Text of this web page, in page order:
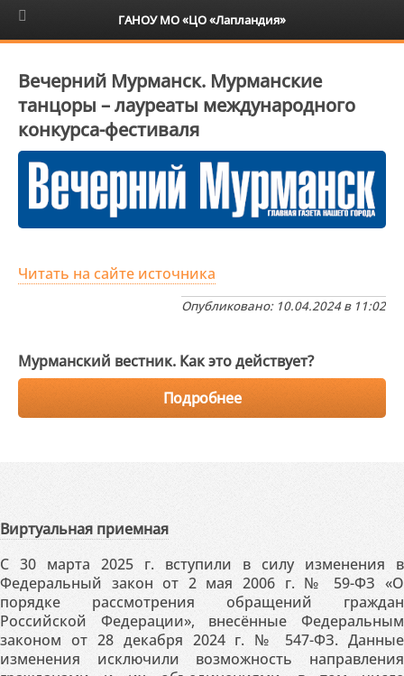
6+
Вечерний Мурманск. Мурманские
танцоры – лауреаты международного
конкурса-фестиваля
Читать на сайте источника
Опубликовано: 10.04.2024 в 11:02
Мурманский вестник. Как это действует?
Подробнее
Виртуальная приемная
С 30 марта 2025 г. вступили в силу изменения в
Федеральный закон от 2 мая 2006 г. № 59-ФЗ «О
порядке рассмотрения обращений граждан
Российской Федерации», внесённые Федеральным
законом от 28 декабря 2024 г. № 547-ФЗ. Данные
изменения исключили возможность направления
ГАНОУ МО «ЦО «Лапландия»